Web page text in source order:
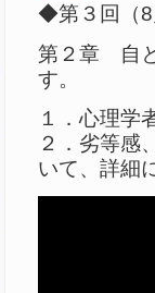
◆第３回（8
第２章 自
す。
１．心理学
２．劣等感
いて、詳細